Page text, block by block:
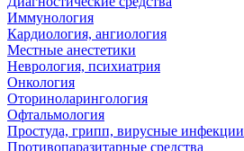
Иммунология
Кардиология, ангиология
Местные анестетики
Неврология, психиатрия
Онкология
Оториноларингология
Офтальмология
Простуда, грипп, вирусные инфекции
Противопаразитарные средства